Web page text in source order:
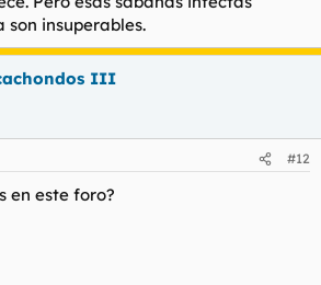
insuperables.
III
#12
en este foro?